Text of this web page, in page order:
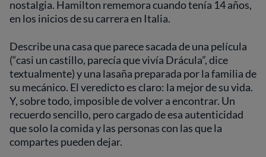
nostalgia. Hamilton rememora cuando tenía 14 años,
en los inicios de su carrera en Italia.
Describe una casa que parece sacada de una película
(“casi un castillo, parecía que vivía Drácula”, dice
textualmente) y una lasaña preparada por la familia de
su mecánico. El veredicto es claro: la mejor de su vida.
Y, sobre todo, imposible de volver a encontrar. Un
recuerdo sencillo, pero cargado de esa autenticidad
que solo la comida y las personas con las que la
compartes pueden dejar.